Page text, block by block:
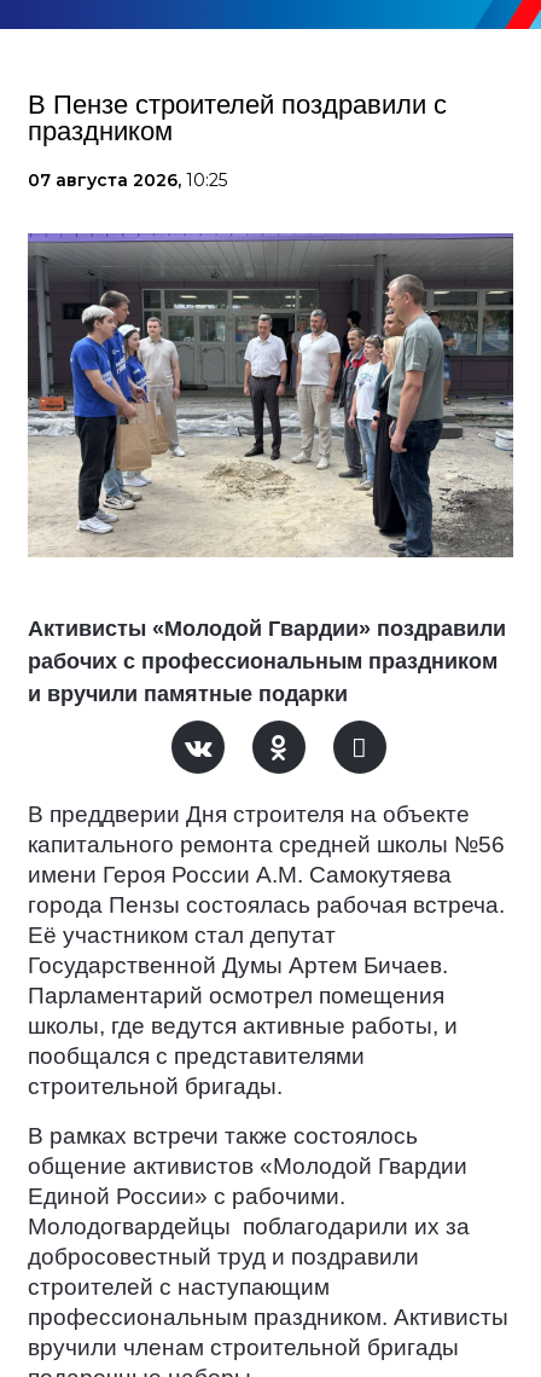
В Пензе строителей поздравили с
праздником
07 августа 2026, 10:25
Активисты «Молодой Гвардии» поздравили
рабочих с профессиональным праздником
и вручили памятные подарки
В преддверии Дня строителя на объекте
капитального ремонта средней школы №56
имени Героя России А.М. Самокутяева
города Пензы состоялась рабочая встреча.
Её участником стал депутат
Государственной Думы Артем Бичаев.
Парламентарий осмотрел помещения
школы, где ведутся активные работы, и
пообщался с представителями
строительной бригады.
В рамках встречи также состоялось
общение активистов «Молодой Гвардии
Единой России» с рабочими.
Молодогвардейцы поблагодарили их за
добросовестный труд и поздравили
строителей с наступающим
профессиональным праздником. Активисты
вручили членам строительной бригады